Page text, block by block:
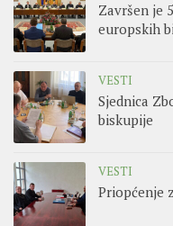
Završen je
europskih
VESTI
Sjednica
biskupije
VESTI
Priopćenje